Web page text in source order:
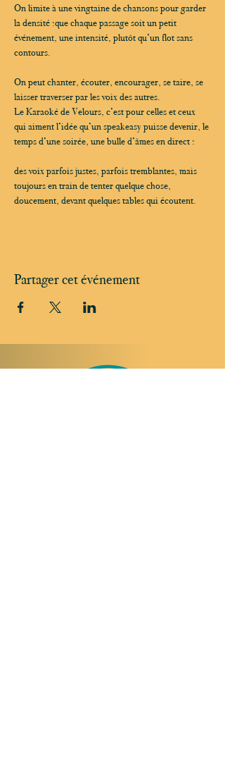
On limite à une vingtaine de chansons pour garder
la densité :que chaque passage soit un petit
événement, une intensité, plutôt qu’un flot sans
contours.
On peut chanter, écouter, encourager, se taire, se
laisser traverser par les voix des autres.
Le Karaoké de Velours, c’est pour celles et ceux
qui aiment l’idée qu’un speakeasy puisse devenir, le
temps d’une soirée, une bulle d’âmes en direct :
des voix parfois justes, parfois tremblantes, mais
toujours en train de tenter quelque chose,
doucement, devant quelques tables qui écoutent.
Partager cet événement